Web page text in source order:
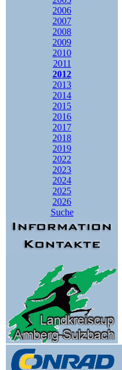
2006
2007
2008
2009
2010
2011
2012
2013
2014
2015
2016
2017
2018
2019
2022
2023
2024
2025
2026
Suche